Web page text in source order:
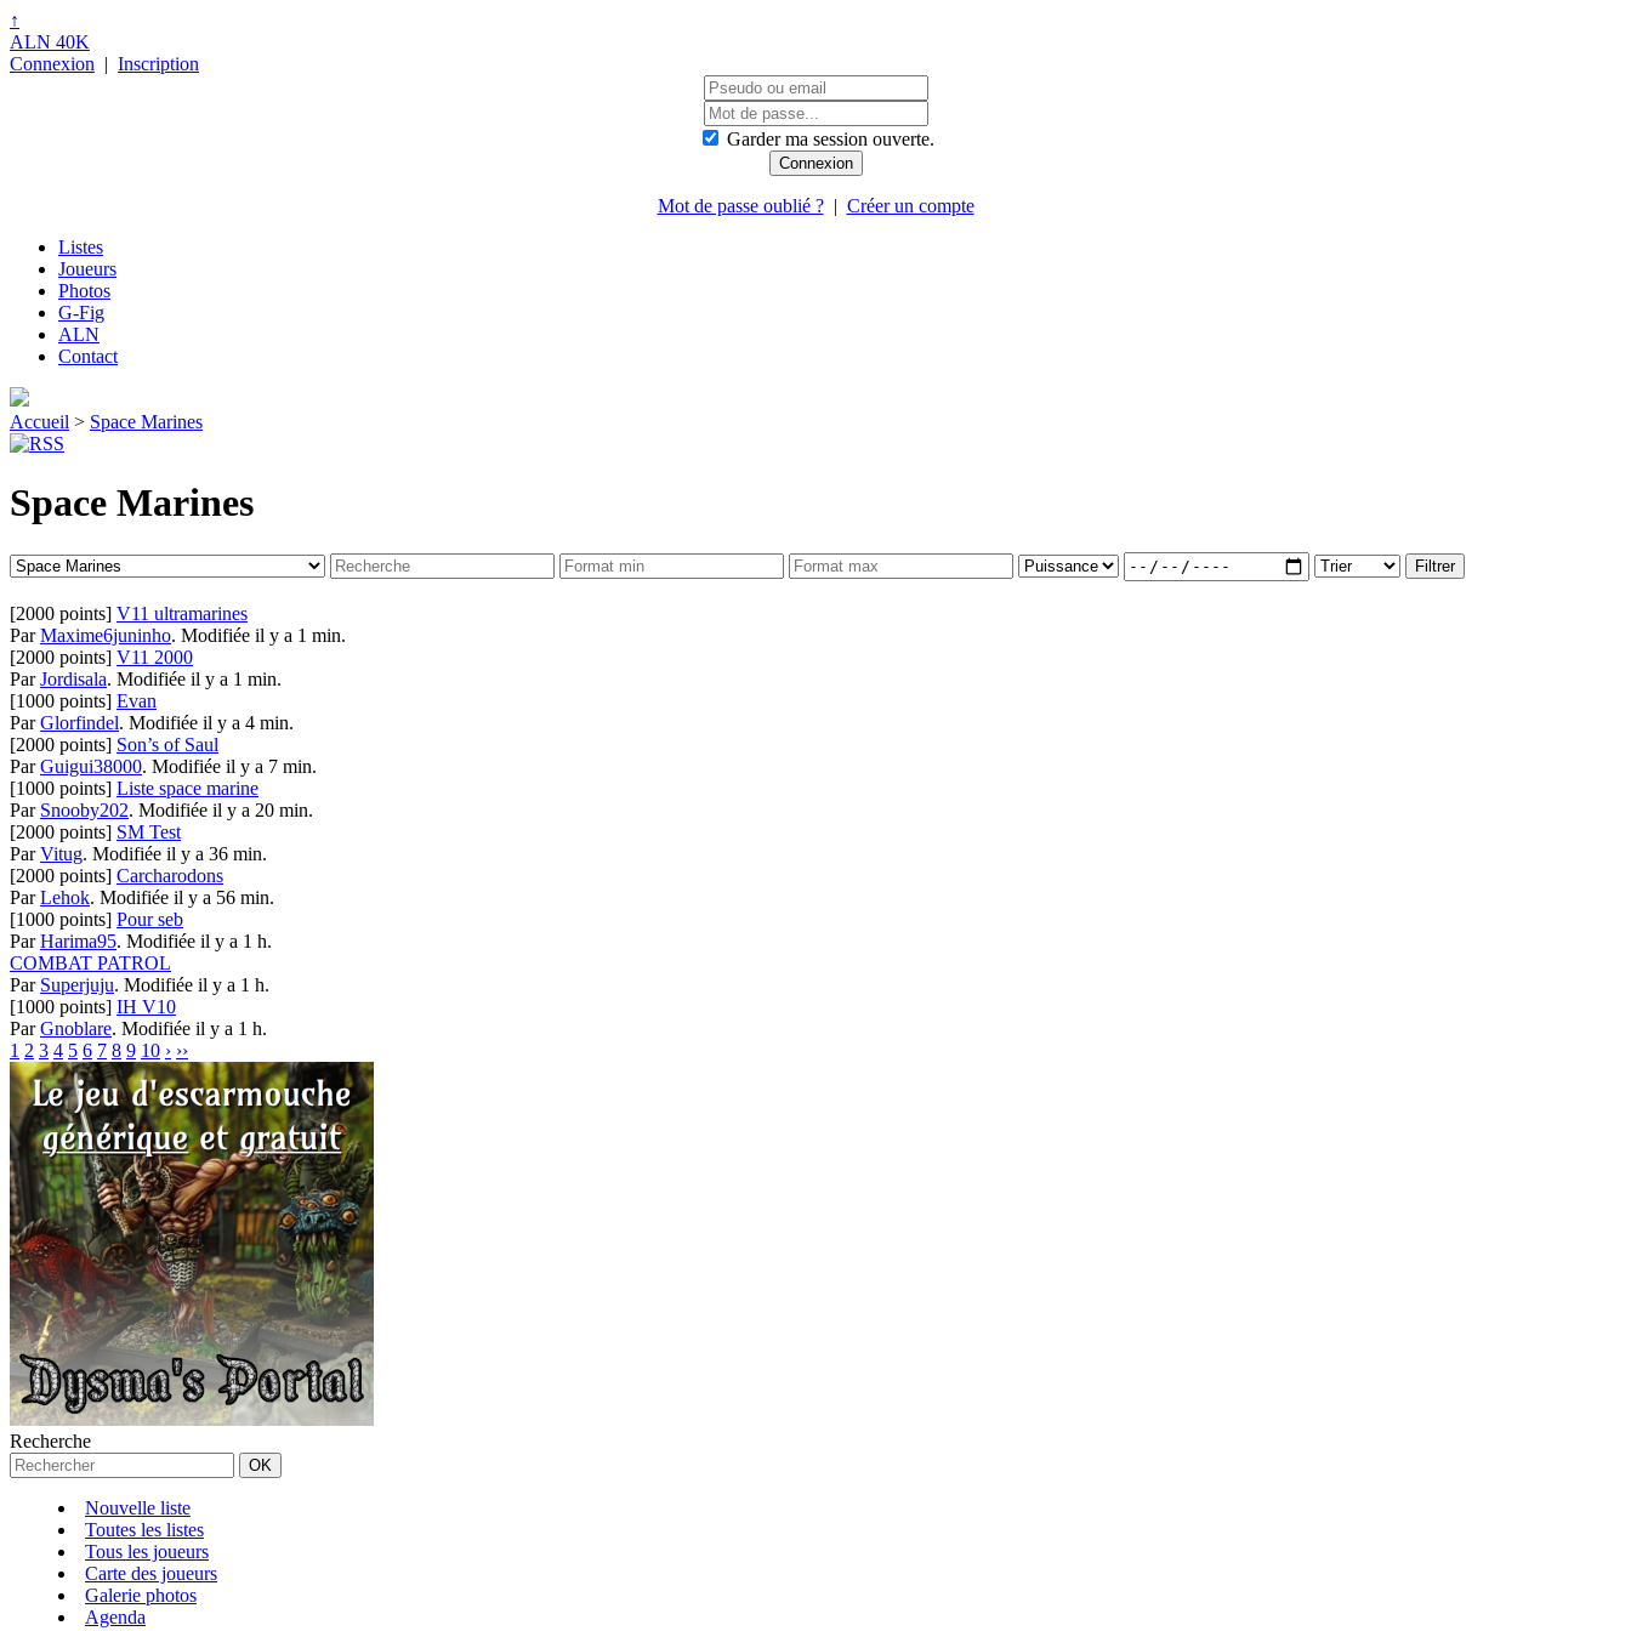
↑
ALN 40K
Connexion | Inscription
Garder ma session ouverte.
Mot de passe oublié ?| Créer un compte
Listes
Joueurs
Photos
G-Fig
ALN
Contact
Accueil > Space Marines
Space Marines
[2000 points] V11 ultramarines
ParMaxime6juninho. Modifiée il y a 1 min.
[2000 points] V11 2000
ParJordisala. Modifiée il y a 1 min.
[1000 points] Evan
ParGlorfindel. Modifiée il y a 4 min.
[2000 points] Son’s of Saul
ParGuigui38000. Modifiée il y a 7 min.
[1000 points] Liste space marine
Par Snooby202. Modifiée il y a 20 min.
[2000 points] SM Test
ParVitug. Modifiée il y a 36 min.
[2000 points] Carcharodons
ParLehok. Modifiée il y a 56 min.
[1000 points] Pour seb
ParHarima95. Modifiée il y a 1 h.
COMBAT PATROL
Par Superjuju. Modifiée il y a 1 h.
[1000 points] IH V10
ParGnoblare. Modifiée il y a 1 h.
1 2 3 4 5 6 7 8 9 10 › ››
Recherche
Nouvelle liste
Toutes les listes
Tous les joueurs
Carte des joueurs
Galerie photos
Agenda